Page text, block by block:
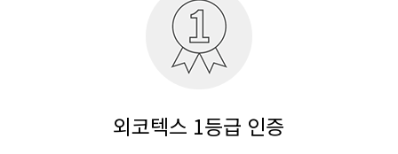
외코텍스 1등급 인증